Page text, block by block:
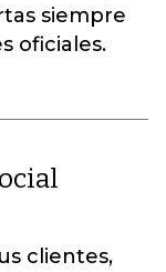
siempre
oficiales.
clientes,